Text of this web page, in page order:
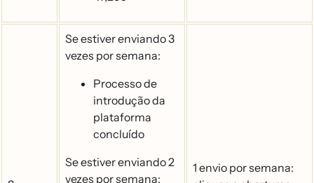
Se estiver enviando 3
vezes por semana:
Processo de
introdução da
plataforma
concluído
Se estiver enviando 2
vezes por semana:
1 envio por semana: